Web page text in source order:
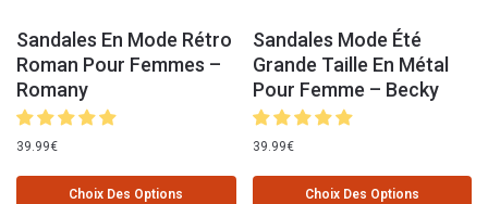
Sandales En Mode Rétro
Roman Pour Femmes –
Romany
39.99€
Choix Des Options
Sandales Mode Été
Grande Taille En Métal
Pour Femme – Becky
39.99€
Choix Des Options